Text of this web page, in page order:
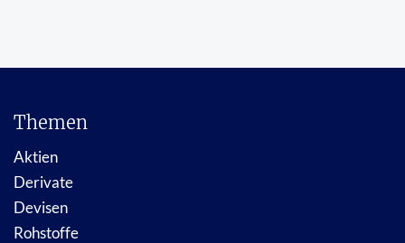
Themen
Aktien
Derivate
Devisen
Rohstoffe